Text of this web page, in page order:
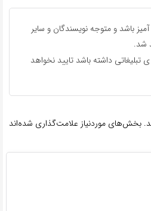
باشد و متوجه نویسندگان و سایر
شد.
تبلیغاتی داشته باشد تایید نخواهد
بخش‌های موردنیاز علامت‌گذاری شده‌اند